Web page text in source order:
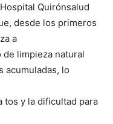
Quirónsalud
desde los primeros
a
limpieza natural
acumuladas, lo
tos y la dificultad para